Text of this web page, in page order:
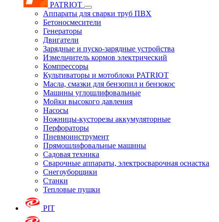
PATRIOT
Аппараты для сварки труб ПВХ
Бетоносмесители
Генераторы
Двигатели
Зарядные и пуско-зарядные устройства
Измельчитель кормов электрический
Компрессоры
Культиваторы и мотоблоки PATRIOT
Масла, смазки для бензопил и бензокос
Машины углошлифовальные
Мойки высокого давления
Насосы
Ножницы-кусторезы аккумуляторные
Перфораторы
Пневмоинструмент
Прямошлифовальные машины
Садовая техника
Сварочные аппараты, электросварочная оснастка
Снегоуборщики
Станки
Тепловые пушки
PIT